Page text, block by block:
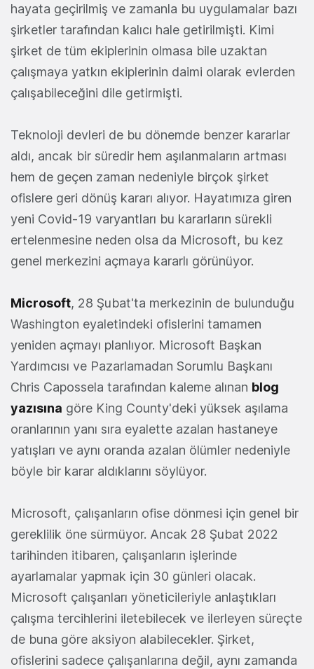
hayata geçirilmiş ve zamanla bu uygulamalar bazı
şirketler tarafından kalıcı hale getirilmişti. Kimi
şirket de tüm ekiplerinin olmasa bile uzaktan
çalışmaya yatkın ekiplerinin daimi olarak evlerden
çalışabileceğini dile getirmişti.
Teknoloji devleri de bu dönemde benzer kararlar
aldı, ancak bir süredir hem aşılanmaların artması
hem de geçen zaman nedeniyle birçok şirket
ofislere geri dönüş kararı alıyor. Hayatımıza giren
yeni Covid-19 varyantları bu kararların sürekli
ertelenmesine neden olsa da Microsoft, bu kez
genel merkezini açmaya kararlı görünüyor.
Microsoft, 28 Şubat'ta merkezinin de bulunduğu
Washington eyaletindeki ofislerini tamamen
yeniden açmayı planlıyor. Microsoft Başkan
Yardımcısı ve Pazarlamadan Sorumlu Başkanı
Chris Capossela tarafından kaleme alınan blog
yazısına göre King County'deki yüksek aşılama
oranlarının yanı sıra eyalette azalan hastaneye
yatışları ve aynı oranda azalan ölümler nedeniyle
böyle bir karar aldıklarını söylüyor.
Microsoft, çalışanların ofise dönmesi için genel bir
gereklilik öne sürmüyor. Ancak 28 Şubat 2022
tarihinden itibaren, çalışanların işlerinde
ayarlamalar yapmak için 30 günleri olacak.
Microsoft çalışanları yöneticileriyle anlaştıkları
çalışma tercihlerini iletebilecek ve ilerleyen süreçte
de buna göre aksiyon alabilecekler. Şirket,
ofislerini sadece çalışanlarına değil, aynı zamanda